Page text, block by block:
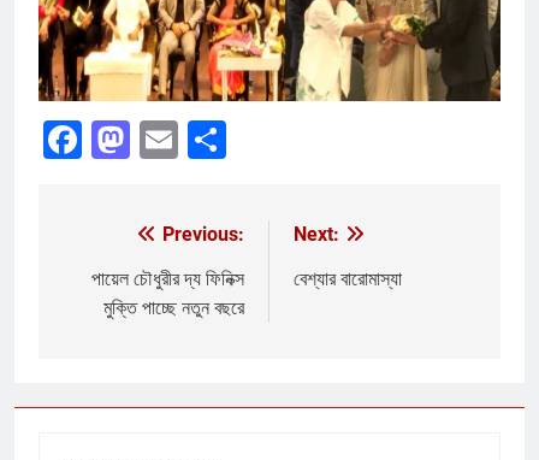
Facebook
Mastodon
Email
navigation
Previous:
পায়েল চৌধুরীর দ্য ফিনিক্স
মুক্তি পাচ্ছে নতুন বছরে
Next:
বেশ্যার বারোমাস্যা